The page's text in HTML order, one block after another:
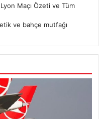
Maçı Özeti ve Tüm
ve bahçe mutfağı